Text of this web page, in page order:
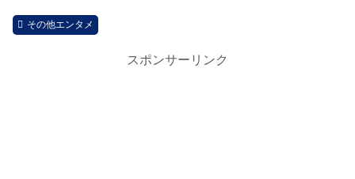
その他エンタメ
スポンサーリンク